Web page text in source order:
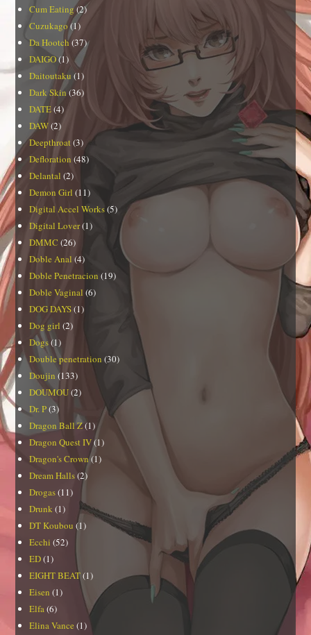
Cum Eating(2)
Cuzukago(1)
Da Hootch(37)
DAIGO(1)
Daitoutaku (1)
Dark Skin (36)
DATE(4)
DAW(2)
Deepthroat (3)
Defloration (48)
Delantal (2)
Demon Girl (11)
Digital Accel Works(5)
Digital Lover(1)
DMMC (26)
Doble Anal (4)
Doble Penetracion (19)
Doble Vaginal (6)
DOG DAYS(1)
Dog girl (2)
Dogs(1)
Double penetration (30)
Doujin (133)
DOUMOU(2)
Dr. P(3)
Dragon Ball Z(1)
Dragon Quest IV(1)
Dragon's Crown(1)
Dream Halls(2)
Drogas(11)
Drunk (1)
DT Koubou (1)
Ecchi (52)
ED(1)
EIGHT BEAT(1)
Eisen (1)
Elfa(6)
Elina Vance (1)